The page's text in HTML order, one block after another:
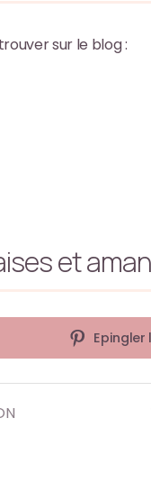
sur le blog :
et